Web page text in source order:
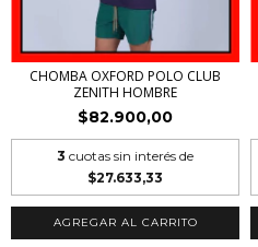
CHOMBA OXFORD POLO CLUB
ZENITH HOMBRE
$82.900,00
3 cuotas sin interés de
$27.633,33
AGREGAR AL CARRITO